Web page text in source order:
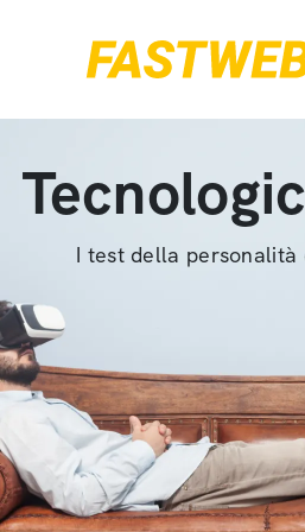
I test della personalità